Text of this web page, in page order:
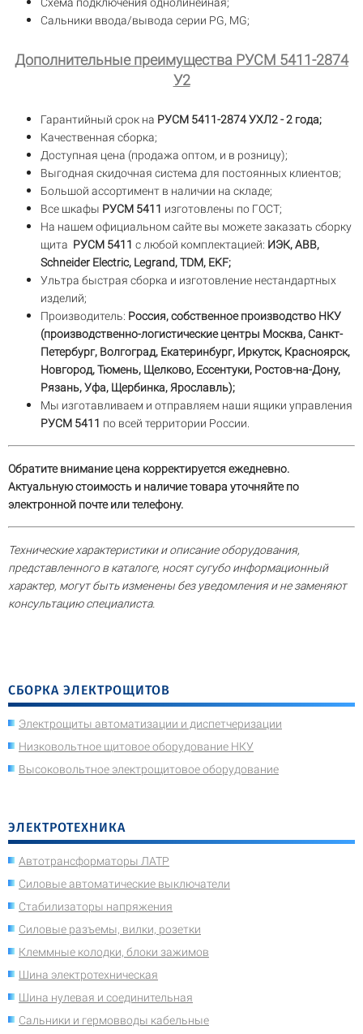
СБОРКА ЭЛЕКТРОЩИТОВ
Электрощиты автоматизации и диспетчеризации
Низковольтное щитовое оборудование НКУ
Высоковольтное электрощитовое оборудование
ЭЛЕКТРОТЕХНИКА
Автотрансформаторы ЛАТР
Силовые автоматические выключатели
Стабилизаторы напряжения
Силовые разъемы, вилки, розетки
Клеммные колодки, блоки зажимов
Шина электротехническая
Шина нулевая и соединительная
Сальники и гермовводы кабельные
Сальники ввода/вывода серии PG, MG;
Дополнительные преимущества РУСМ 5411-2874
У2
Гарантийный срок на РУСМ 5411-2874 УХЛ2 - 2 года;
Качественная сборка;
Доступная цена (продажа оптом, и в розницу);
Выгодная скидочная система для постоянных клиентов;
Большой ассортимент в наличии на складе;
Все шкафы РУСМ 5411 изготовлены по ГОСТ;
На нашем официальном сайте вы можете заказать сборку
щита РУСМ 5411 с любой комплектацией: ИЭК, ABB,
Schneider Electric, Legrand, TDM, EKF;
Ультра быстрая сборка и изготовление нестандартных
изделий;
Производитель: Россия, собственное производство НКУ
(производственно-логистические центры Москва, Санкт-
Петербург, Волгоград, Екатеринбург, Иркутск, Красноярск,
Новгород, Тюмень, Щелково, Ессентуки, Ростов-на-Дону,
Рязань, Уфа, Щербинка, Ярославль);
Мы изготавливаем и отправляем наши ящики управления
РУСМ 5411 по всей территории России.
Обратите внимание цена корректируется ежедневно.
Актуальную стоимость и наличие товара уточняйте по
электронной почте или телефону.
Технические характеристики и описание оборудования,
представленного в каталоге, носят сугубо информационный
характер, могут быть изменены без уведомления и не заменяют
консультацию специалиста.